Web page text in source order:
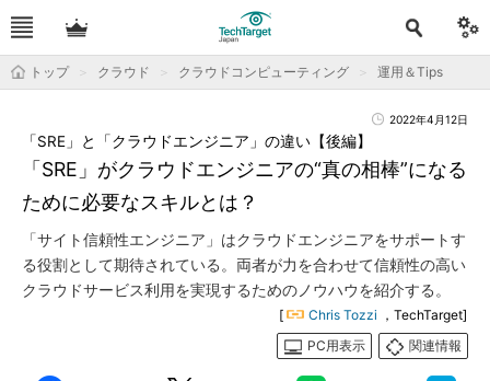
トップ クラウド クラウドコンピューティング 運用＆Tips
2022年4月12日
「SRE」がクラウドエンジニアの“真の相棒”になる
ために必要なスキルとは？
「SRE」と「クラウドエンジニア」の違い【後編】
「サイト信頼性エンジニア」はクラウドエンジニアをサポートす
る役割として期待されている。両者が力を合わせて信頼性の高い
クラウドサービス利用を実現するためのノウハウを紹介する。
[ Chris Tozzi ，TechTarget]
PC用表示
関連情報